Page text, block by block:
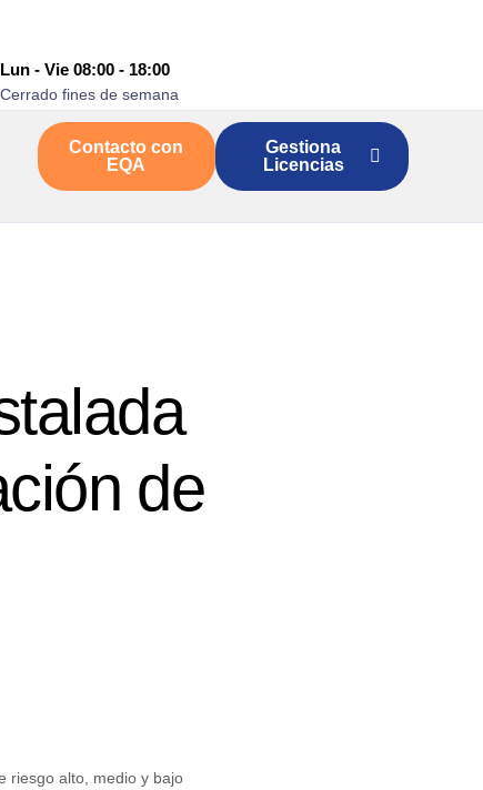
Lun - Vie 08:00 - 18:00
Cerrado fines de semana
Contacto con
EQA
Gestiona
Licencias
de
riesgo alto, medio y bajo